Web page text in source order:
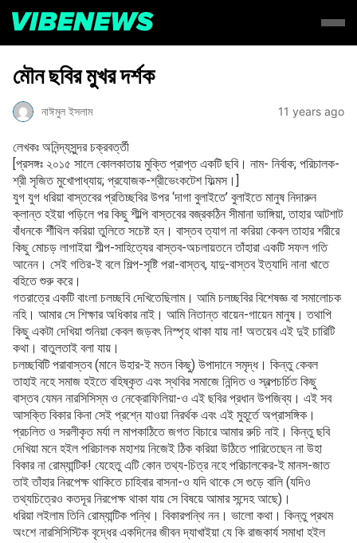
মৌন ছবির মুখর দর্শক
নাঈমুল ইসলাম 11 years ago
লেখকঃ অনিন্দ্যসুন্দর চক্রবর্ত্তী
[প্রসঙ্গঃ ২০১৫ সালে কোলকাতায় মুক্তি প্রাপ্ত একটি ছবি। নাম- নির্বাক; পরিচালক-
শ্রী সৃজিত মুখোপাধ্যায়; প্রযোজক-শ্রীভেংকটেশ ফিল্মস।]
যুগ যুগ ধরিয়া বাস্তবের প্রতিচ্ছবির উপর ‘দাগা বুলাইতে’ বুলাইতে মানুষ নিদারুন
ক্লান্ত হইয়া পড়িলে পর কিছু শীল্পি বাস্তবের বজ্রকঠিন সীমানা ভাঙ্গিয়া, তাহার আটশাট
বাঁধনকে শীঁথিল করিয়া তুলিতে সচেষ্ট হন। বাস্তব ত্যাগ না করিয়া কেবল তাহার শরীরে
কিছু মোচড় লাগাইয়া শীল্প-সাহিত্যের বাস্তব-অচলায়তনে তাঁহারা একটি সফল গতি
আনেন। সেই গতির-ই বলে শিল্প-সৃষ্টি পরা-বাস্তব, যাদু-বাস্তব ইত্যাদি নানা খাতে
বহিতে শুরু করে।
গতরাত্রে একটি বাংলা চলচ্ছবি দেখিতেছিলাম। আমি চলচ্ছবির বিশেষজ্ঞ বা সমালোচক
নহি। আমার সে শিক্ষার অধিকার নাই। আমি নিতান্ত বায়েন-গায়েন মানুষ। তথাপি
কিছু একটা দেখিয়া শুনিয়া কেবল জড়বৎ নিস্পৃহ থাকা যায় না! অতয়েব এই দুই চারিটি
কথা। বাতুলতাই বলা যায়।
চলচ্ছবিটি পরাবাস্তব (মানে উহার-ই মতন কিছু) উপাদানে সমৃদ্ধ। কিন্তু কেবল
তাহাই নহে সমাজ হইতে বহিষ্কৃত এবং স্থবির সমাজে নিন্দিত ও স্বল্পচর্চিত কিছু
বাস্তব যেমন নারসিসিস্‌ম ও নেক্রোফিলিয়া-ও এই ছবির প্রধান উপজিব্য। এই সব
আসক্তি বিকার কিনা সেই প্রশ্নে যাওয়া নিরর্থক এবং এই মুহূর্তে অপ্রাসঙ্গিক।
প্রচলিত ও সরলীকৃত মর্যা ল মাপকাঠিতে জগত বিচারে আমার রুচি নাই। কিন্তু ছবি
দেখিয়া মনে হইল পরিচালক মহাশয় নিজেই ঠিক করিয়া উঠিতে পারিতেছেন না উহা
বিকার না রোম্যান্টিক! যেহেতু এটি কোন তথ্য-চিত্র নহে পরিচালকের-ই মানস-জাত
তাই তাঁহার নিরপেক্ষ থাকিতে চাহিবার বাসনা-ও যদি থাকে সে গুড়ে বালি (যদিও
তথ্যচিত্রেও কতদূর নিরপেক্ষ থাকা যায় সে বিষয়ে আমার সন্দেহ আছে)।
ধরিয়া লইলাম তিনি রোম্যান্টিক পন্থি। বিকারপন্থি নন। ভালো কথা। কিন্তু প্রথম
অংশে নারসিসিস্টিক বৃদ্ধের একদিনের জীবন দ্যাখাইয়া যে কি রাজকার্য সমাধা হইল